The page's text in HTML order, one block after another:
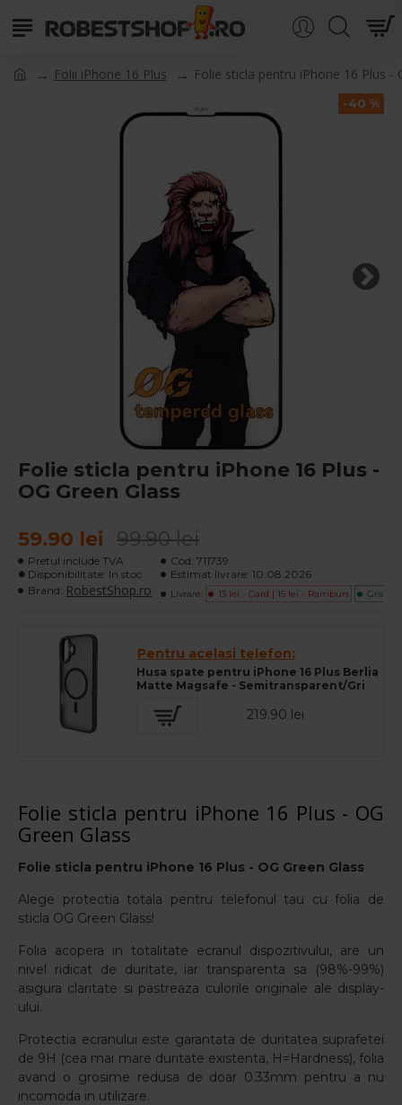
Folii iPhone 16 Plus Folie sticla pentru iPhone 16 Plus -
-40 %
Folie sticla pentru iPhone 16 Plus -
OG Green Glass
59.90 lei 99.90 lei
Pretul include TVA
Disponibilitate: In stoc
Brand: RobestShop.ro
Cod: 711739
Estimat livrare: 10.08.2026
Livrare: 13 lei - Card | 15 lei - Ramburs
Pentru acelasi telefon:
Husa spate pentru iPhone 16 Plus Berlia
Matte Magsafe - Semitransparent/Gri
219.90 lei
Folie sticla pentru iPhone 16 Plus - OG
Green Glass
Folie sticla pentru iPhone 16 Plus - OG Green Glass
Alege protectia totala pentru telefonul tau cu folia de
sticla OG Green Glass!
Folia acopera in totalitate ecranul dispozitivului, are un
nivel ridicat de duritate, iar transparenta sa (98%-99%)
asigura claritate si pastreaza culorile originale ale display-
ului.
Protectia ecranului este garantata de duritatea suprafetei
de 9H (cea mai mare duritate existenta, H=Hardness), folia
avand o grosime redusa de doar 0.33mm pentru a nu
incomoda in utilizare.